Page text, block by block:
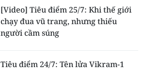
[Video] Tiêu điểm 25/7: Khi thế giới
chạy đua vũ trang, nhưng thiếu
người cầm súng
Tiêu điểm 24/7: Tên lửa Vikram-1